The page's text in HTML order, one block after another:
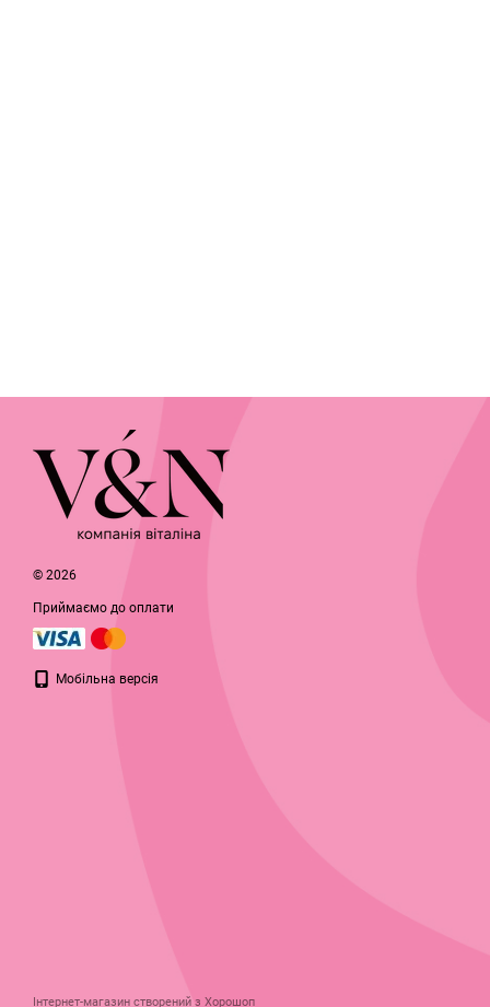
© 2026
Приймаємо до оплати
Мобільна версія
Інтернет-магазин створений з Хорошоп